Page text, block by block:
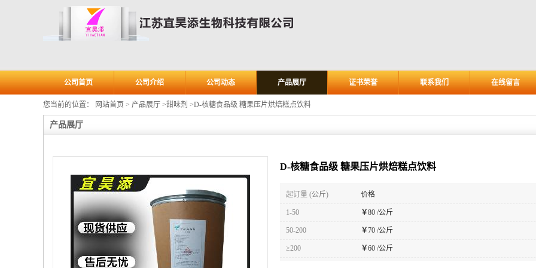
公司首页 公司介绍 公司动态 产品展厅 证书荣誉 联系我们 在线留言
您当前的位置： 网站首页 > 产品展厅 >甜味剂 >D-核糖食品级 糖果压片烘焙糕点饮料
产品展厅
D-核糖食品级 糖果压片烘焙糕点饮料
起订量 (公斤) 价格
1-50 ￥80 /公斤
50-200 ￥70 /公斤
≥200 ￥60 /公斤